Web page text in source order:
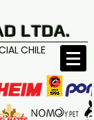
LTDA.
CHILE